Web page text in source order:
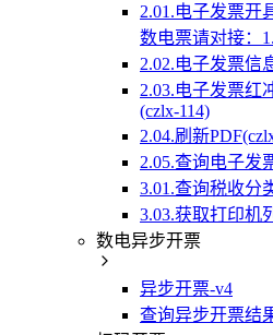
2.01.电子发票开
数电票请对接：
2.02.电子发票信
2.03.电子发票红
(czlx-114)
2.04.刷新
2.05.查询电子发
3.01.查询税收分
3.03.获取打印机
数电异步开票
异步开票-v4
查询异步开票结